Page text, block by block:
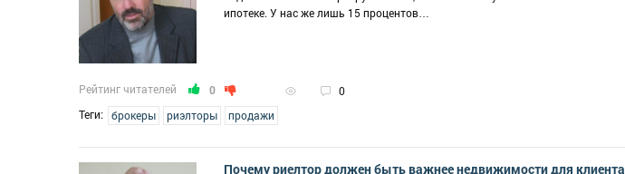
ипотеке. У нас же лишь 15 процентов…
Рейтинг читателей 0 0
Теги:
брокеры риэлторы продажи
Почему риелтор должен быть важнее недвижимости для клиента